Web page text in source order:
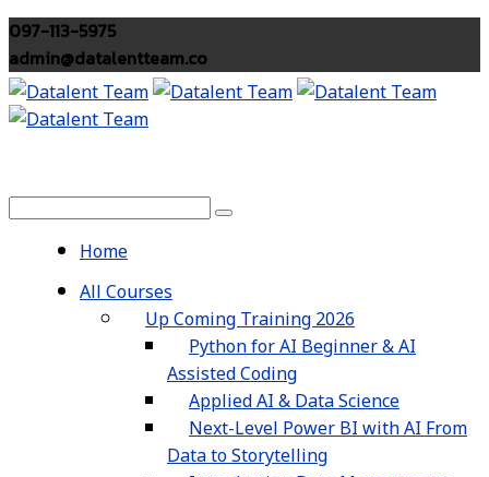
097-113-5975
admin@datalentteam.co
Home
All Courses
Up Coming Training 2026
Python for AI Beginner & AI
Assisted Coding
Applied AI & Data Science
Next-Level Power BI with AI From
Data to Storytelling